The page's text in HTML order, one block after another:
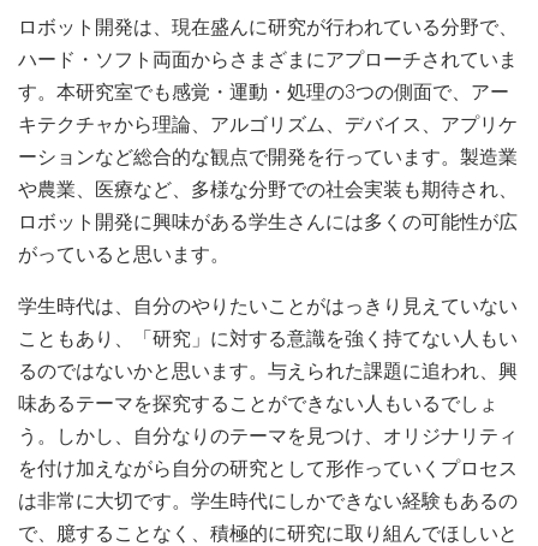
ロボット開発は、現在盛んに研究が行われている分野で、
ハード・ソフト両面からさまざまにアプローチされていま
す。本研究室でも感覚・運動・処理の3つの側面で、アー
キテクチャから理論、アルゴリズム、デバイス、アプリケ
ーションなど総合的な観点で開発を行っています。製造業
や農業、医療など、多様な分野での社会実装も期待され、
ロボット開発に興味がある学生さんには多くの可能性が広
がっていると思います。
学生時代は、自分のやりたいことがはっきり見えていない
こともあり、「研究」に対する意識を強く持てない人もい
るのではないかと思います。与えられた課題に追われ、興
味あるテーマを探究することができない人もいるでしょ
う。しかし、自分なりのテーマを見つけ、オリジナリティ
を付け加えながら自分の研究として形作っていくプロセス
は非常に大切です。学生時代にしかできない経験もあるの
で、臆することなく、積極的に研究に取り組んでほしいと